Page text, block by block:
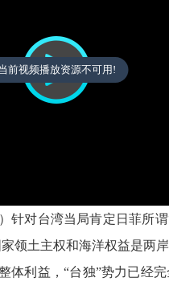
前视频播放资源不可用!
针对台湾当局肯定日菲所
领土主权和海洋权益是两
体利益，“台独”势力已经